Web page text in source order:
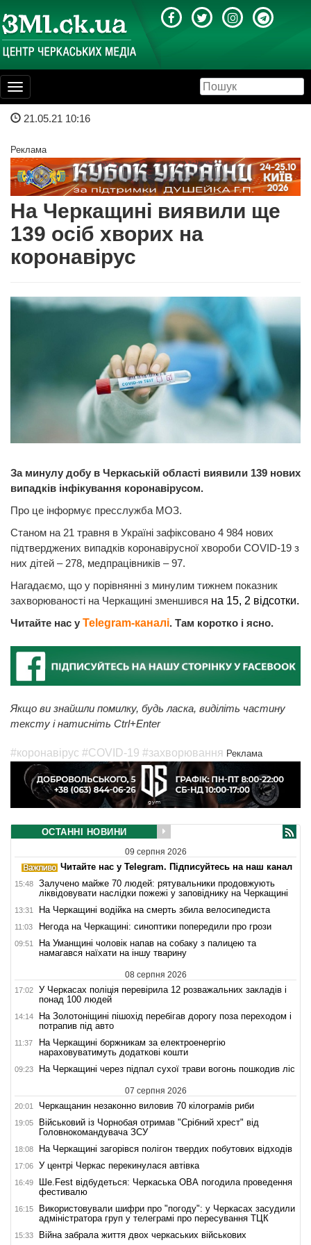
Toggle
navigation
21.05.21 10:16
Реклама
На Черкащині виявили ще
139 осіб хворих на
коронавірус
За минулу добу в Черкаській області виявили 139 нових
випадків інфікування коронавірусом.
Про це інформує пресслужба МОЗ.
Станом на 21 травня в Україні зафіксовано 4 984 нових
підтверджених випадків коронавірусної хвороби COVID-19 з
них дітей – 278, медпрацівників – 97.
Нагадаємо, що у порівнянні з минулим тижнем показник
захворюваності на Черкащині зменшився на 15, 2 відсотки.
Читайте нас у Telegram-каналі. Там коротко і ясно.
Якщо ви знайшли помилку, будь ласка, виділіть частину
тексту і натисніть Ctrl+Enter
#коронавірус #COVID-19 #захворювання Реклама
ОСТАННІ НОВИНИ
09 серпня 2026
Читайте нас у Telegram. Підписуйтесь на наш канал
15:48
Залучено майже 70 людей: рятувальники продовжують
ліквідовувати наслідки пожежі у заповіднику на Черкащині
13:31 На Черкащині водійка на смерть збила велосипедиста
11:03 Негода на Черкащині: синоптики попередили про грози
09:51
На Уманщині чоловік напав на собаку з палицею та
намагався наїхати на іншу тварину
08 серпня 2026
17:02
У Черкасах поліція перевірила 12 розважальних закладів і
понад 100 людей
14:14
На Золотоніщині пішохід перебігав дорогу поза переходом і
потрапив під авто
11:37
На Черкащині боржникам за електроенергію
нараховуватимуть додаткові кошти
09:23 На Черкащині через підпал сухої трави вогонь пошкодив ліс
07 серпня 2026
20:01 Черкащанин незаконно виловив 70 кілограмів риби
19:05
Військовий із Чорнобая отримав "Срібний хрест" від
Головнокомандувача ЗСУ
18:08 На Черкащині загорівся полігон твердих побутових відходів
17:06 У центрі Черкас перекинулася автівка
16:49
Ше.Fest відбудеться: Черкаська ОВА погодила проведення
фестивалю
16:15
Використовували шифри про "погоду": у Черкасах засудили
адміністратора груп у телеграмі про пересування ТЦК
15:33 Війна забрала життя двох черкаських військових